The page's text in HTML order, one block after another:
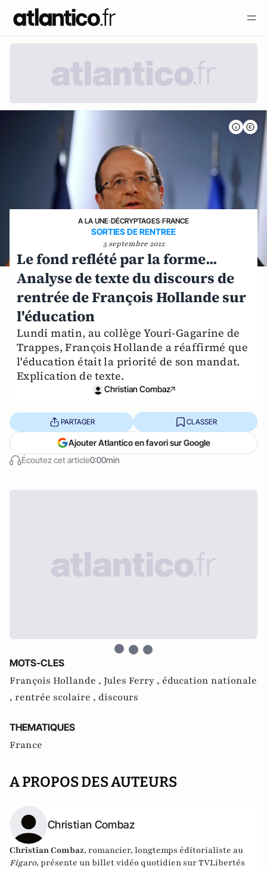
A LA UNE›DÉCRYPTAGES›FRANCE
SORTIES DE RENTREE
5 septembre 2012
Le fond reflété par la forme...
Analyse de texte du discours de
rentrée de François Hollande sur
l'éducation
Lundi matin, au collège Youri-Gagarine de
Trappes, François Hollande a réaffirmé que
l'éducation était la priorité de son mandat.
Explication de texte.
Christian Combaz
Écoutez cet article0:00min
PARTAGER CLASSER
Ajouter Atlantico en favori sur Google
MOTS-CLES
François Hollande , Jules Ferry , éducation nationale
, rentrée scolaire , discours
THEMATIQUES
France
A PROPOS DES AUTEURS
Christian Combaz
Christian Combaz, romancier, longtemps éditorialiste au
Figaro,présente un billet vidéo quotidien sur TVLibertés